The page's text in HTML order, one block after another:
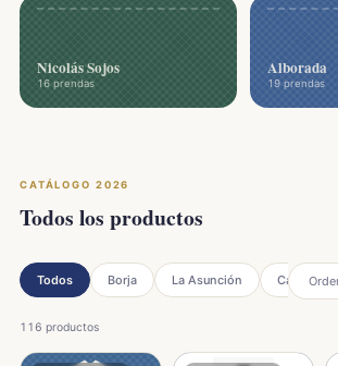
Nicolás Sojos
16 prendas
Alborada
19 prendas
CATÁLOGO 2026
Todos los productos
Todos Borja La Asunción Catalinas
116 productos